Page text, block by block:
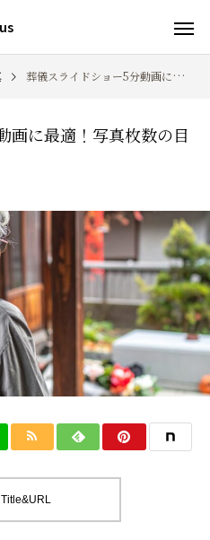
葬儀スライドショー5分動画に最適！写真枚数の目安と構成のコツ
画に最適！写真枚数の目